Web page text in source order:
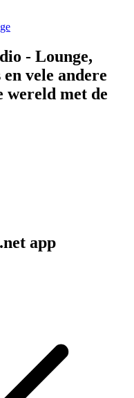
- Lounge,
vele andere
wereld met de
app